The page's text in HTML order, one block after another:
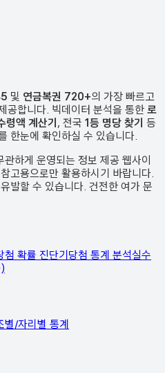
및 연금복권 720+의 가장 빠르고
공합니다. 빅데이터 분석을 통한 로
령액 계산기, 전국 1등 명당 찾기 등
한눈에 확인하실 수 있습니다.
하게 운영되는 정보 제공 웹사이
고용으로만 활용하시기 바랍니다.
발할 수 있습니다. 건전한 여가 문
첨 확률 진단기당첨 통계 분석실수
별/자리별 통계